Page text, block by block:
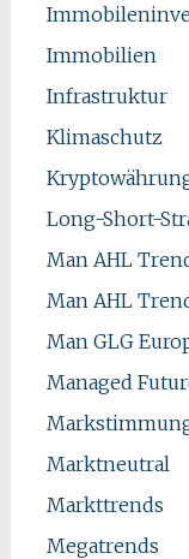
Immobilien
Infrastruktur
Klimaschutz
Long-Short-
Man AHL
Man AHL
Man GLG
Managed
Marktneutral
Markttrends
Megatrends